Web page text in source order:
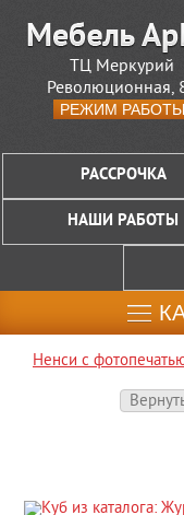
ТЦ Меркурий
Революционная,
РЕЖИМ РАБОТЫ
РАССРОЧКА
НАШИ РАБОТЫ
Ненси с